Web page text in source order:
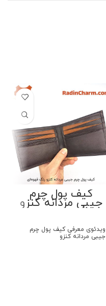
کیف پول چرم
جیبی مردانه کنزو
ویدئوی معرفی کیف پول چرم
جیبی مردانه کنزو